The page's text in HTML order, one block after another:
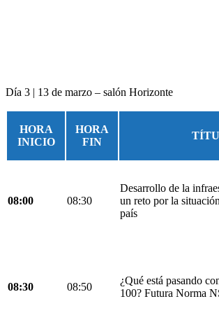
Día 3 | 13 de marzo – salón Horizonte
HORA
INICIO
HORA
FIN
08:00 08:30
Desarrollo de la
un reto por la
país
08:30 08:50
¿Qué está pasando
100? Futura Norma